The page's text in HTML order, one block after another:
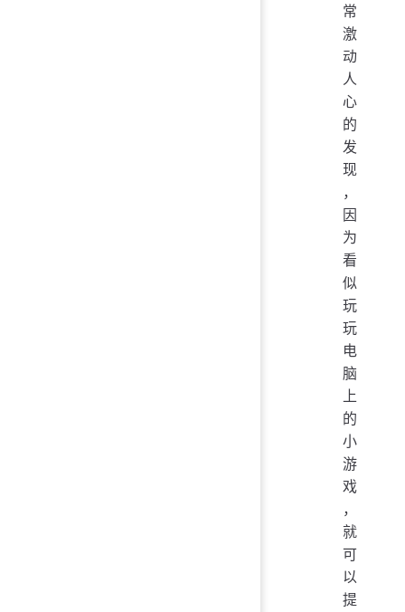
常
激
动
人
心
的
发
现
，
因
为
看
似
玩
玩
电
脑
上
的
小
游
戏
，
就
可
以
提